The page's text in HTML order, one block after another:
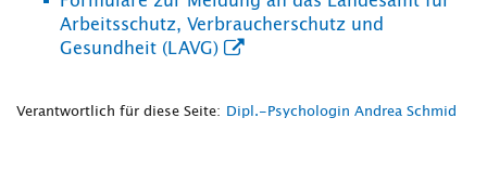
Arbeitsschutz, Verbraucherschutz und
Gesundheit (LAVG)
Verantwortlich für diese Seite: Dipl.-Psychologin Andrea Schmid